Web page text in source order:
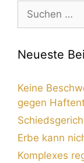
Neueste
Keine
gegen
Erbe kann
Komplexes